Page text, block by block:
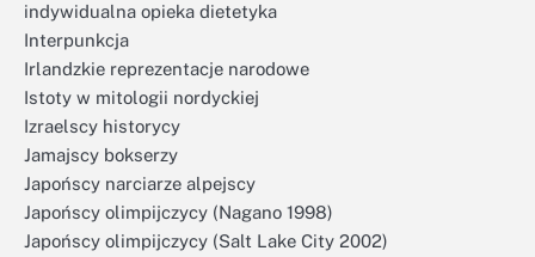
indywidualna opieka dietetyka
Interpunkcja
Irlandzkie reprezentacje narodowe
Istoty w mitologii nordyckiej
Izraelscy historycy
Jamajscy bokserzy
Japońscy narciarze alpejscy
Japońscy olimpijczycy (Nagano 1998)
Japońscy olimpijczycy (Salt Lake City 2002)